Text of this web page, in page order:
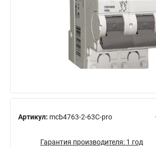
Артикул: mcb4763-2-63C-pro
Гарантия производителя: 1 год